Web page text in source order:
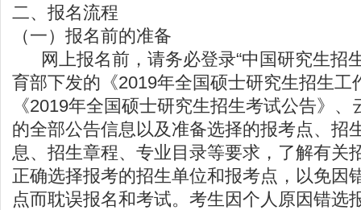
二、报名流程
（一）报名前的准备
网上报名前，请务必登录“中国研究生招
育部下发的《2019年全国硕士研究生招生工
《2019年全国硕士研究生招生考试公告》
的全部公告信息以及准备选择的报考点、招
息、招生章程、专业目录等要求，了解有关
正确选择报考的招生单位和报考点，以免因
点而耽误报名和考试。考生因个人原因错选